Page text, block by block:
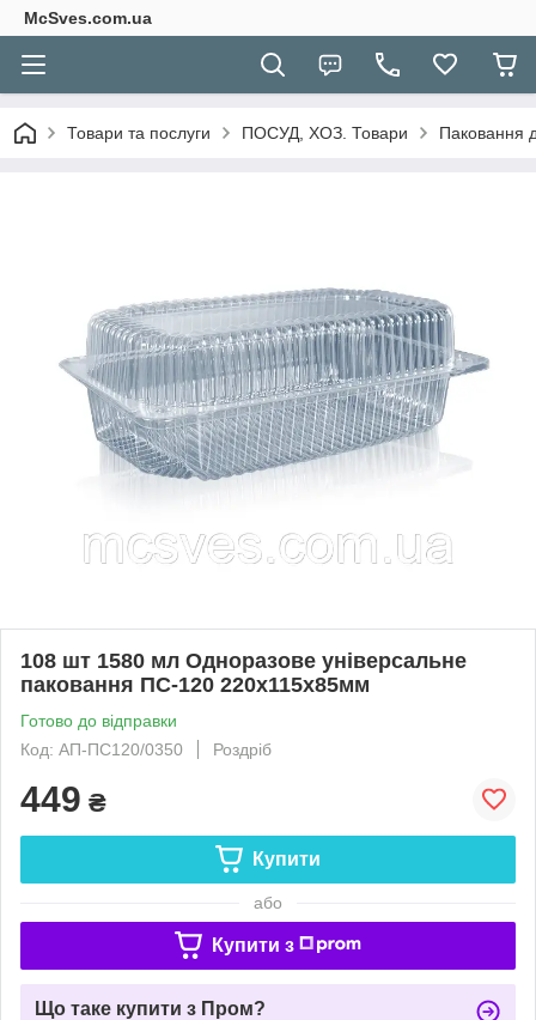
McSves.com.ua
Товари та послуги ПОСУД, ХОЗ. Товари Паковання
108 шт 1580 мл Одноразове універсальне
паковання ПС-120 220х115х85мм
Готово до відправки
Код: АП-ПС120/0350
Роздріб
449 ₴
Купити
або
Купити з
Що таке купити з Пром?